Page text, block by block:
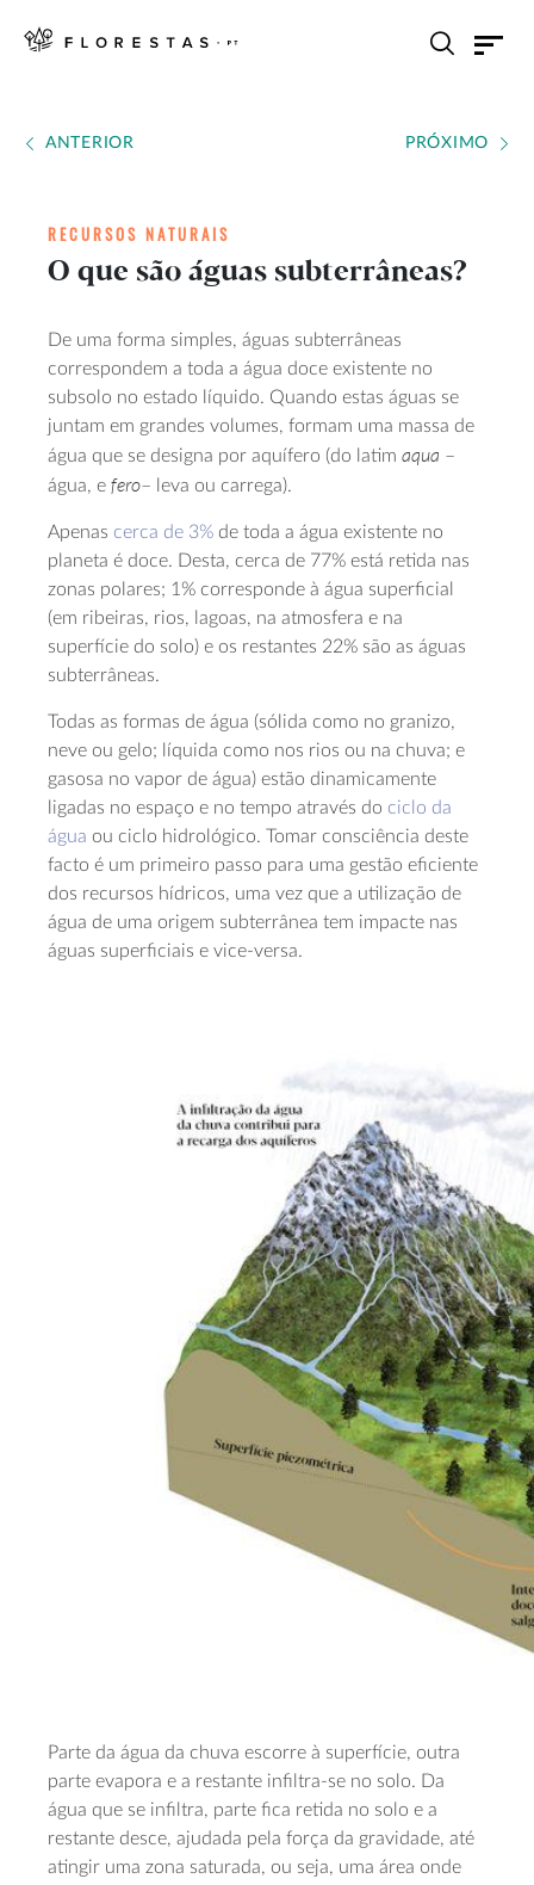
ANTERIOR PRÓXIMO
RECURSOS NATURAIS
O que são águas subterrâneas?
De uma forma simples, águas subterrâneas
correspondem a toda a água doce existente no
subsolo no estado líquido. Quando estas águas se
juntam em grandes volumes, formam uma massa de
água que se designa por aquífero (do latim aqua –
água, e fero– leva ou carrega).
Apenas cerca de 3% de toda a água existente no
planeta é doce. Desta, cerca de 77% está retida nas
zonas polares; 1% corresponde à água superficial
(em ribeiras, rios, lagoas, na atmosfera e na
superfície do solo) e os restantes 22% são as águas
subterrâneas.
Todas as formas de água (sólida como no granizo,
neve ou gelo; líquida como nos rios ou na chuva; e
gasosa no vapor de água) estão dinamicamente
ligadas no espaço e no tempo através do ciclo da
água ou ciclo hidrológico. Tomar consciência deste
facto é um primeiro passo para uma gestão eficiente
dos recursos hídricos, uma vez que a utilização de
água de uma origem subterrânea tem impacte nas
águas superficiais e vice-versa.
Parte da água da chuva escorre à superfície, outra
parte evapora e a restante infiltra-se no solo. Da
água que se infiltra, parte fica retida no solo e a
restante desce, ajudada pela força da gravidade, até
atingir uma zona saturada, ou seja, uma área onde